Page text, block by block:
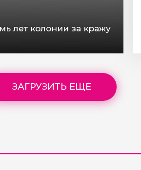
лет колонии за кражу
ЗАГРУЗИТЬ ЕЩЕ